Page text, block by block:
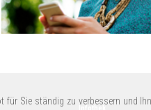
Sie ständig zu verbessern und